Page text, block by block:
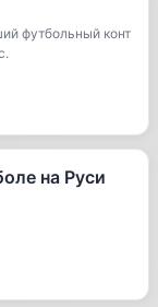
футбольный конт
на Руси